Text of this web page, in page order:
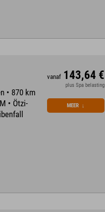
• 870 km
• Ötzi-
vanaf 143,64 €
plus Spa belasting
MEER ↓